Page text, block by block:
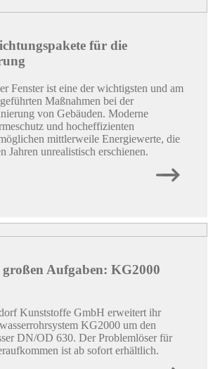
Germany GmbH Vertrieb Deutschland
für die
Fenster ist eine der wichtigsten und am
Maßnahmen bei der
von Gebäuden. Moderne
und hocheffizienten
mittlerweile Energiewerte, die
Jahren unrealistisch erschienen.
Kunststoffe GmbH
Aufgaben: KG2000
Kunststoffe GmbH erweitert ihr
KG2000 um den
DN/OD 630. Der Problemlöser für
ist ab sofort erhältlich.